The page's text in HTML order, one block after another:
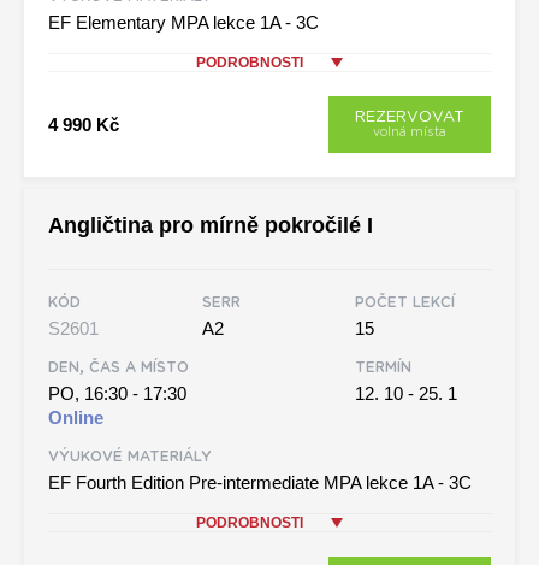
EF Elementary MPA lekce 1A - 3C
PODROBNOSTI
4 990 Kč REZERVOVAT
volná místa
Angličtina pro mírně pokročilé I
KÓD
S2601
SERR
A2
POČET LEKCÍ
15
DEN, ČAS A MÍSTO
PO, 16:30 - 17:30
Online
TERMÍN
12. 10 - 25. 1
VÝUKOVÉ MATERIÁLY
EF Fourth Edition Pre-intermediate MPA lekce 1A - 3C
PODROBNOSTI